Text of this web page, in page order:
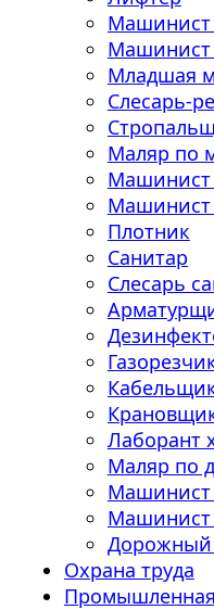
Машинист
Машинист
Младшая
Слесарь-
Маляр по
Машинист
Машинист
Плотник
Санитар
Слесарь
Лаборант
Маляр по
Машинист
Машинист
Дорожный
Охрана труда
Промышленная